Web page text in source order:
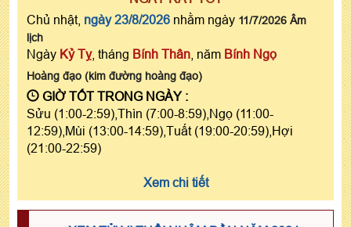
Chủ nhật, ngày 23/8/2026 nhằm ngày 11/7/2026 Âm
lịch
Ngày Kỷ Tỵ, tháng Bính Thân , năm Bính Ngọ
Hoàng đạo (kim đường hoàng đạo)
GIỜ TỐT TRONG NGÀY :
Sửu (1:00-2:59),Thìn (7:00-8:59),Ngọ (11:00-
12:59),Mùi (13:00-14:59),Tuất (19:00-20:59),Hợi
(21:00-22:59)
Xem chi tiết